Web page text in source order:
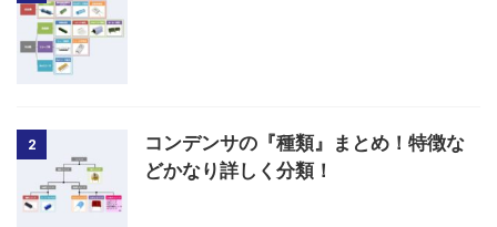
2
コンデンサの『種類』まとめ！特徴な
どかなり詳しく分類！